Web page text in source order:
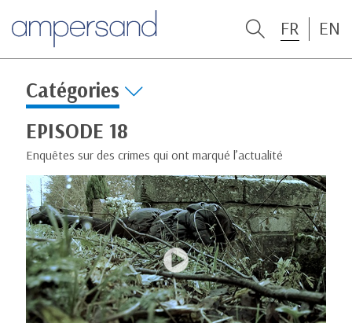
FR EN
Catégories
EPISODE 18
Enquêtes sur des crimes qui ont marqué l’actualité